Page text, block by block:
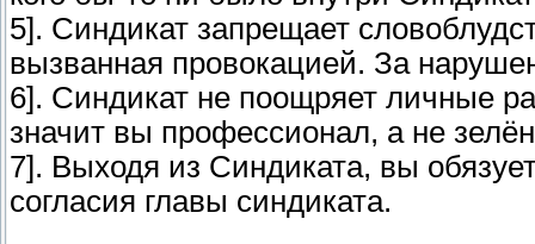
5]. Синдикат запрещает
вызванная провокацией. За
6]. Синдикат не поощряет личные
значит вы профессионал, а не
7]. Выходя из Синдиката, вы
согласия главы синдиката.